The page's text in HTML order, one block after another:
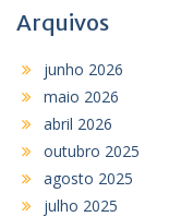
Arquivos
junho 2026
maio 2026
abril 2026
outubro 2025
agosto 2025
julho 2025